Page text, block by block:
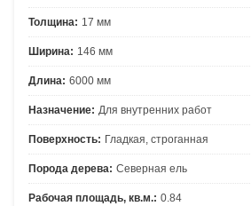
Толщина: 17 мм
Ширина: 146 мм
Длина: 6000 мм
Назначение: Для внутренних работ
Поверхность: Гладкая, строганная
Порода дерева: Северная ель
Рабочая площадь, кв.м.: 0.84